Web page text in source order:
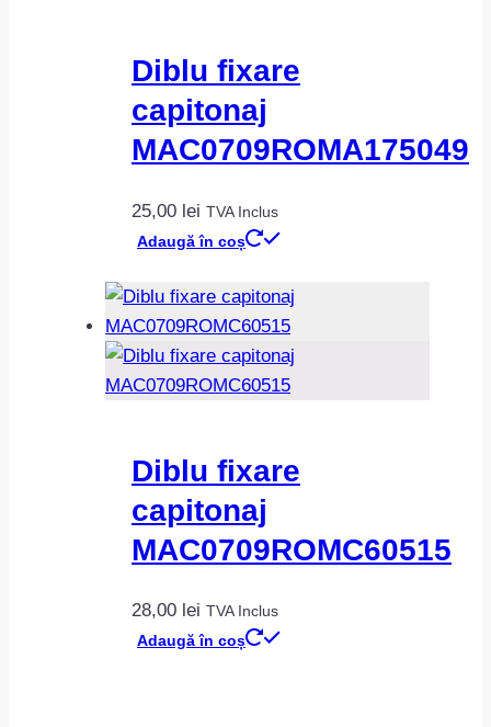
Diblu fixare
capitonaj
MAC0709ROMA175049
25,00 lei TVA Inclus
Adaugă în coș
Diblu fixare
capitonaj
MAC0709ROMC60515
28,00 lei TVA Inclus
Adaugă în coș